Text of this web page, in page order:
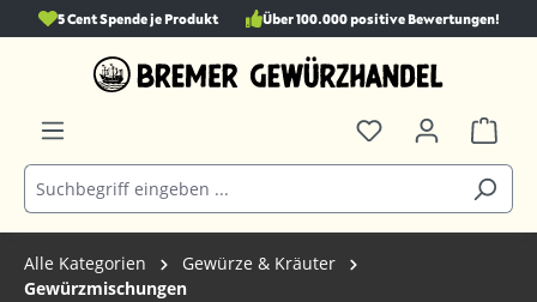
springen
5 Cent Spende je Produkt Über 100.000 positive Bewertungen!
Alle Kategorien
Gewürze & Kräuter
Gewürzmischungen